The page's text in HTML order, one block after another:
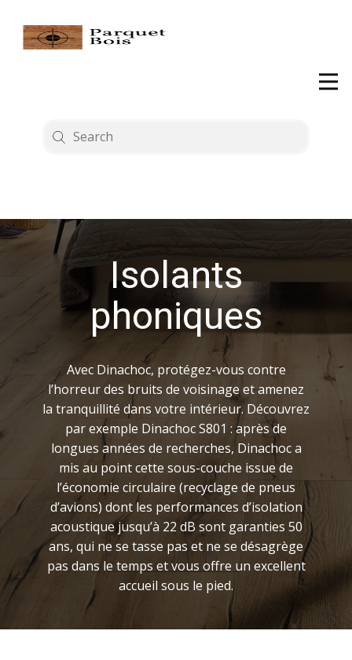
Isolants
phoniques
Avec Dinachoc, protégez-vous contre
l’horreur des bruits de voisinage et amenez
la tranquillité dans votre intérieur. Découvrez
par exemple Dinachoc S801 : après de
longues années de recherches, Dinachoc a
mis au point cette sous-couche issue de
l’économie circulaire (recyclage de pneus
d’avions) dont les performances d’isolation
acoustique jusqu’à 22 dB sont garanties 50
ans, qui ne se tasse pas et ne se désagrège
pas dans le temps et vous offre un excellent
accueil sous le pied.